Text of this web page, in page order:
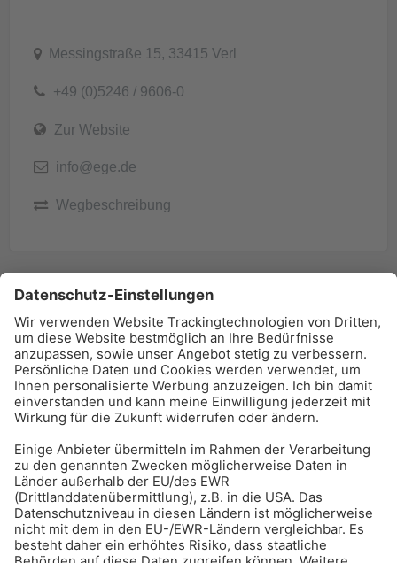
Messingstraße 15, 33415 Verl
+49 (0)5246 / 9606-0
Zur Website
info@ege.de
Wegbeschreibung
BAU-Index Newsletter
Erhalten Sie regelmäßig Benachrichtigungen zu den
Zur Anmeldung
Meistgelesen:Bauwerksabdichtung